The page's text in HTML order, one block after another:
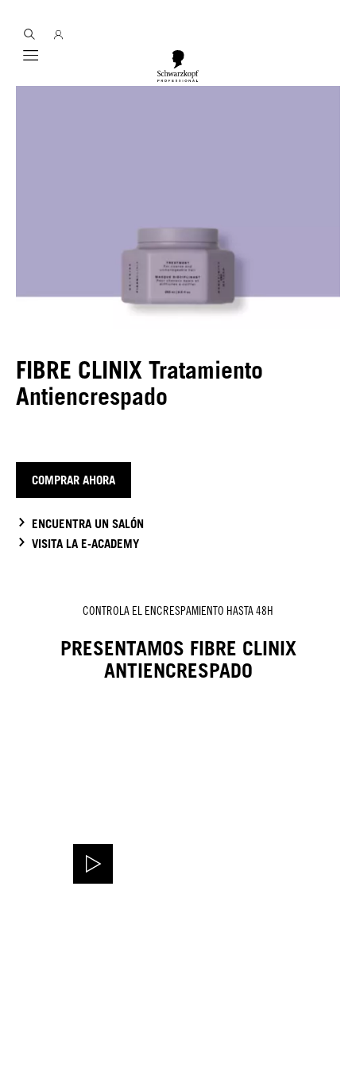
Mobile navigation
FIBRE CLINIX Tratamiento
Antiencrespado
COMPRAR AHORA
ENCUENTRA UN SALÓN
VISITA LA E-ACADEMY
CONTROLA EL ENCRESPAMIENTO HASTA 48H
PRESENTAMOS FIBRE CLINIX
ANTIENCRESPADO